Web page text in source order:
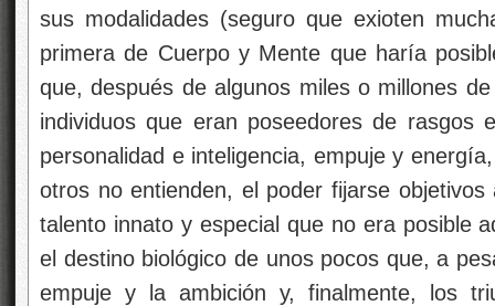
sus modalidades (seguro que exioten
primera de Cuerpo y Mente que haría
que, después de algunos miles o millones
individuos que eran poseedores de rasgos
personalidad e inteligencia, empuje y
otros no entienden, el poder fijarse
talento innato y especial que no era posible
el destino biológico de unos pocos que, a
empuje y la ambición y, finalmente, los